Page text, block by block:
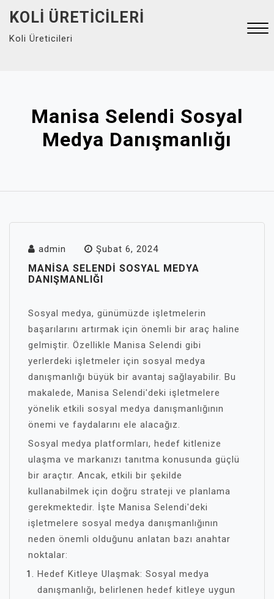
content
KOLI ÜRETICILERI
Koli Üreticileri
Manisa Selendi Sosyal
Medya Danışmanlığı
admin Şubat 6, 2024
MANISA SELENDI SOSYAL MEDYA
DANIŞMANLIĞI
Sosyal medya, günümüzde işletmelerin
başarılarını artırmak için önemli bir araç haline
gelmiştir. Özellikle Manisa Selendi gibi
yerlerdeki işletmeler için sosyal medya
danışmanlığı büyük bir avantaj sağlayabilir. Bu
makalede, Manisa Selendi'deki işletmelere
yönelik etkili sosyal medya danışmanlığının
önemi ve faydalarını ele alacağız.
Sosyal medya platformları, hedef kitlenize
ulaşma ve markanızı tanıtma konusunda güçlü
bir araçtır. Ancak, etkili bir şekilde
kullanabilmek için doğru strateji ve planlama
gerekmektedir. İşte Manisa Selendi'deki
işletmelere sosyal medya danışmanlığının
neden önemli olduğunu anlatan bazı anahtar
noktalar:
Hedef Kitleye Ulaşmak: Sosyal medya
danışmanlığı, belirlenen hedef kitleye uygun